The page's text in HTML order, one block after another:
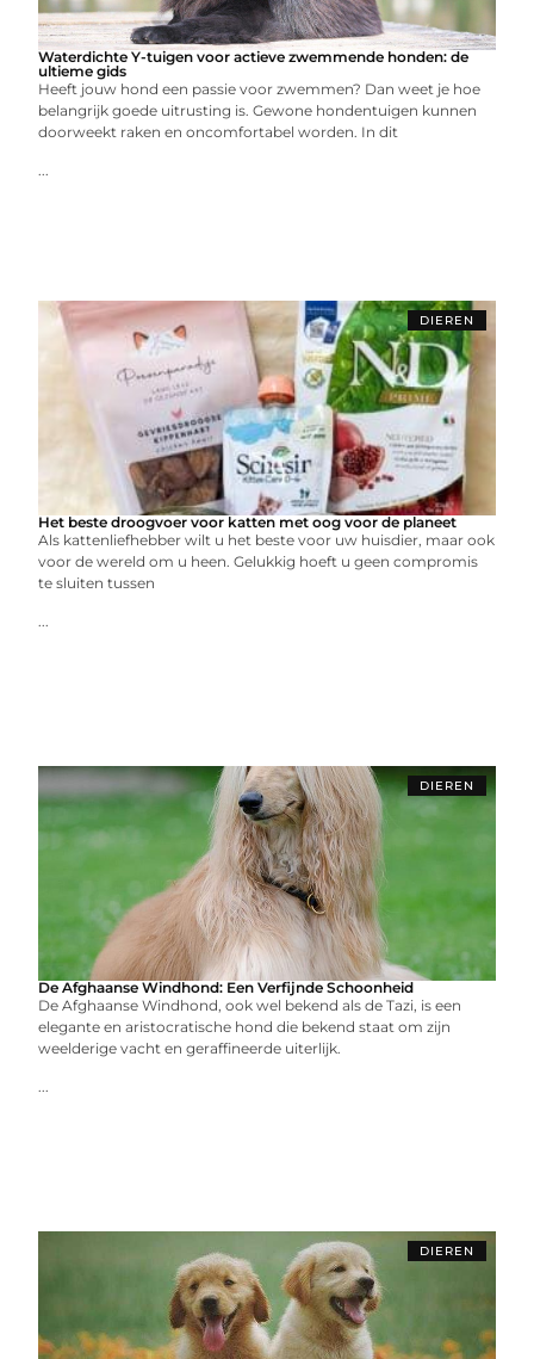
Waterdichte Y-tuigen voor actieve zwemmende honden: de
ultieme gids
Heeft jouw hond een passie voor zwemmen? Dan weet je hoe
belangrijk goede uitrusting is. Gewone hondentuigen kunnen
doorweekt raken en oncomfortabel worden. In dit
...
DIEREN
Het beste droogvoer voor katten met oog voor de planeet
Als kattenliefhebber wilt u het beste voor uw huisdier, maar ook
voor de wereld om u heen. Gelukkig hoeft u geen compromis
te sluiten tussen
...
DIEREN
De Afghaanse Windhond: Een Verfijnde Schoonheid
De Afghaanse Windhond, ook wel bekend als de Tazi, is een
elegante en aristocratische hond die bekend staat om zijn
weelderige vacht en geraffineerde uiterlijk.
...
DIEREN